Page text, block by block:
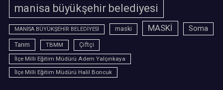
manisa büyükşehir belediyesi
MANİSA BÜYÜKŞEHİR BELEDİYESİ maski MASKİ Soma
Tarım TBMM
Çiftçi
İlçe Milli Eğitim Müdürü Adem Yalçınkaya
İlçe Milli Eğitim Müdürü Halil Boncuk